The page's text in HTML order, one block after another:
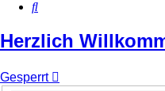
Suche
Herzlich
Gesperrt